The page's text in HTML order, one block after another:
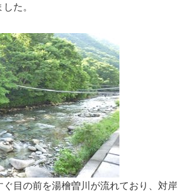
た。
ぐ目の前を湯檜曽川が流れており、対岸